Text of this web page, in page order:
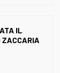
IL
ZACCARIA